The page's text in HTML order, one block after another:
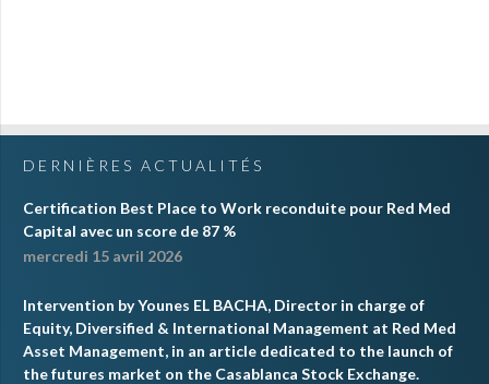
DERNIÈRES ACTUALITÉS
Certification Best Place to Work reconduite pour Red Med
Capital avec un score de 87 %
mercredi 15 avril 2026
Intervention by Younes EL BACHA, Director in charge of
Equity, Diversified & International Management at Red Med
Asset Management, in an article dedicated to the launch of
the futures market on the Casablanca Stock Exchange.